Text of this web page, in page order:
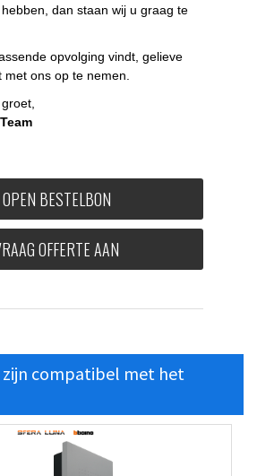
dan staan wij u graag te
opvolging vindt, gelieve
ons op te nemen.
OPEN BESTELBON
OFFERTE AAN
zijn compatibel met het